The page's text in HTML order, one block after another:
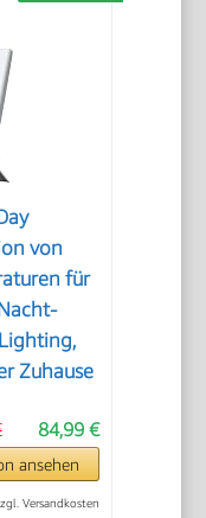
von
für
Zuhause
84,99 €
ansehen
Versandkosten